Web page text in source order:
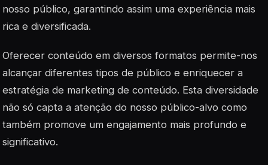
nosso público, garantindo assim uma experiência mais
rica e diversificada.
Oferecer conteúdo em diversos formatos permite-nos
alcançar diferentes tipos de público e enriquecer a
estratégia de marketing de conteúdo. Esta diversidade
não só capta a atenção do nosso público-alvo como
também promove um engajamento mais profundo e
significativo.